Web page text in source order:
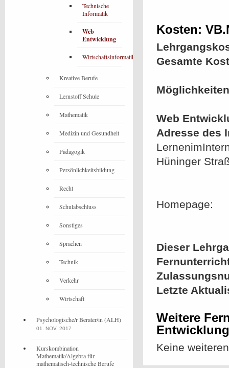
Kosten:
Gesamte
Web
Adresse des
Hüninger
Homepage:
Dieser
Letzte
Weitere
Entwicklung
Keine
Technische
Informatik
Web
Entwicklung
Wirtschaftsinformatik
Kreative Berufe
Lernstoff Schule
Mathematik
Medizin und Gesundheit
Pädagogik
Persönlichkeitsbildung
Recht
Schulabschluss
Sonstiges
Sprachen
Technik
Verkehr
Wirtschaft
Psychologische/r Berater/in (ALH)
01. NOV, 2017
Kurskombination
Mathematik/Algebra für
mathematisch-technische Berufe